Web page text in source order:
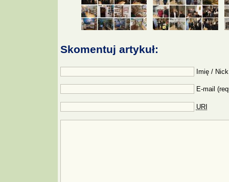
Skomentuj artykuł:
Imię /
E-mail
URI